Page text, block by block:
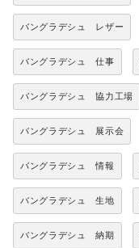
バングラデシュ レザー
バングラデシュ 仕事
バングラデシュ 協力工場
バングラデシュ 展示会
バングラデシュ 情報
バングラデシュ 生地
バングラデシュ 納期